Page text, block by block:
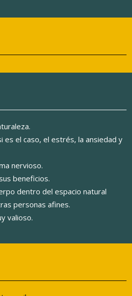
es el caso, el estrés, la ansiedad y
nervioso.
beneficios.
dentro del espacio natural
personas afines.
valioso.